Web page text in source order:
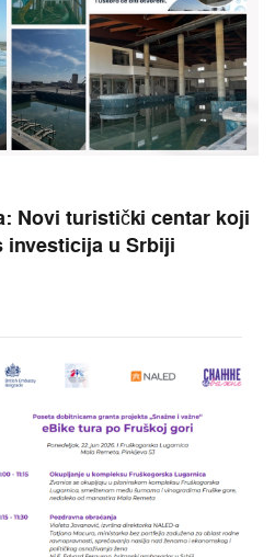
Novi turistički centar koji
investicija u Srbiji